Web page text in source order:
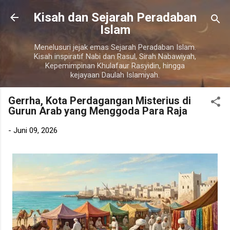
Langsung ke konten utama
Kisah dan Sejarah Peradaban
Islam
Menelusuri jejak emas Sejarah Peradaban Islam.
Kisah inspiratif Nabi dan Rasul, Sirah Nabawiyah,
Kepemimpinan Khulafaur Rasyidin, hingga
kejayaan Daulah Islamiyah.
Gerrha, Kota Perdagangan Misterius di
Gurun Arab yang Menggoda Para Raja
- Juni 09, 2026